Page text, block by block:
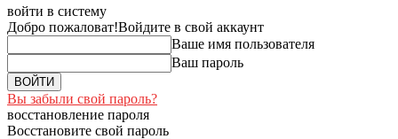
войти в систему
Добро пожаловат!Войдите в свой аккаунт
Ваше имя пользователя
Ваш пароль
Вы забыли свой пароль?
восстановление пароля
Восстановите свой пароль